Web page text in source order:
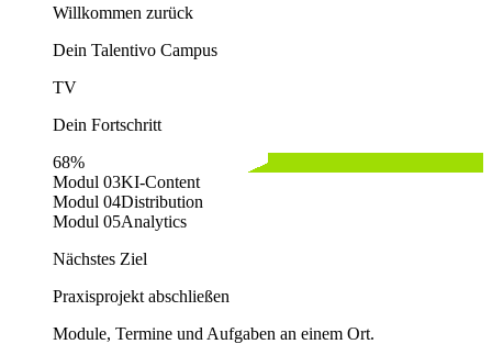
Willkommen zurück
Dein Talentivo Campus
TV
Dein Fortschritt
68%
Modul 03KI-Content
Modul 04Distribution
Modul 05Analytics
Nächstes Ziel
Praxisprojekt abschließen
Module, Termine und Aufgaben an einem Ort.